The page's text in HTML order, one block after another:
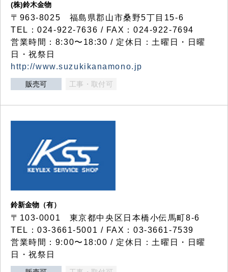
(株)鈴木金物
〒963-8025 福島県郡山市桑野5丁目15-6
TEL：024-922-7636 / FAX：024-922-7694
営業時間：8:30〜18:30 / 定休日：土曜日・日曜
日・祝祭日
http://www.suzukikanamono.jp
販売可 工事・取付可
鈴新金物（有）
〒103-0001 東京都中央区日本橋小伝馬町8-6
TEL：03-3661-5001 / FAX：03-3661-7539
営業時間：9:00〜18:00 / 定休日：土曜日・日曜
日・祝祭日